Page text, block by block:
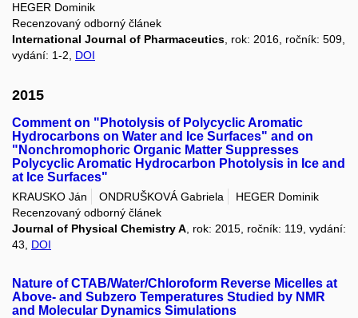
HEGER Dominik
Recenzovaný odborný článek
International Journal of Pharmaceutics, rok: 2016, ročník: 509,
vydání: 1-2, DOI
2015
Comment on "Photolysis of Polycyclic Aromatic
Hydrocarbons on Water and Ice Surfaces" and on
"Nonchromophoric Organic Matter Suppresses
Polycyclic Aromatic Hydrocarbon Photolysis in Ice and
at Ice Surfaces"
KRAUSKO Ján ONDRUŠKOVÁ Gabriela
HEGER Dominik
Recenzovaný odborný článek
Journal of Physical Chemistry A , rok: 2015, ročník: 119, vydání:
43, DOI
Nature of CTAB/Water/Chloroform Reverse Micelles at
Above- and Subzero Temperatures Studied by NMR
and Molecular Dynamics Simulations